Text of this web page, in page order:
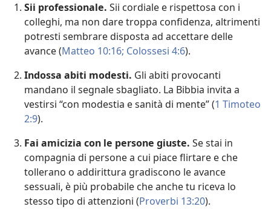
Sii professionale. Sii cordiale e rispettosa con i
colleghi, ma non dare troppa confidenza, altrimenti
potresti sembrare disposta ad accettare delle
avance (Matteo 10:16; Colossesi 4:6).
Indossa abiti modesti. Gli abiti provocanti
mandano il segnale sbagliato. La Bibbia invita a
vestirsi “con modestia e sanità di mente” (1 Timoteo
2:9).
Fai amicizia con le persone giuste. Se stai in
compagnia di persone a cui piace flirtare e che
tollerano o addirittura gradiscono le avance
sessuali, è più probabile che anche tu riceva lo
stesso tipo di attenzioni (Proverbi 13:20).